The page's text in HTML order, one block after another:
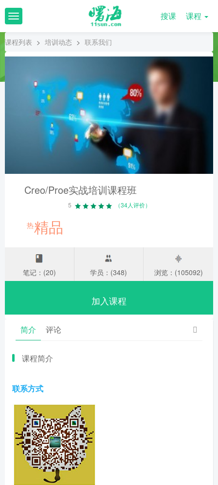
T
o
g
l
搜课 课程
课程列表 > 培训动态 > 联系我们
Creo/Proe实战培训课程班
5 （34人评价）
热精品
笔记：(20) 学员：(348) 浏览：(105092)
加入课程
简介 评论
课程简介
联系方式